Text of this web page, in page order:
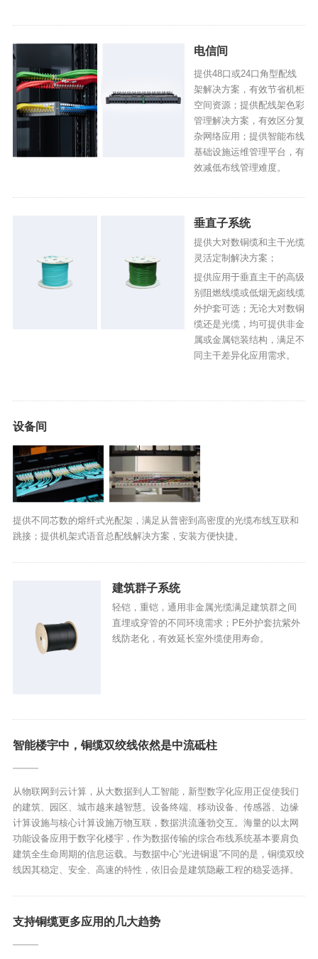
电信间
提供48口或24口角型配线
架解决方案，有效节省机柜
空间资源；提供配线架色彩
管理解决方案，有效区分复
杂网络应用；提供智能布线
基础设施运维管理平台，有
效减低布线管理难度。
垂直子系统
提供大对数铜缆和主干光缆
灵活定制解决方案；
提供应用于垂直主干的高级
别阻燃线缆或低烟无卤线缆
外护套可选；无论大对数铜
缆还是光缆，均可提供非金
属或金属铠装结构，满足不
同主干差异化应用需求。
设备间
提供不同芯数的熔纤式光配架，满足从普密到高密度的光缆布线互联和
跳接；提供机架式语音总配线解决方案，安装方便快捷。
建筑群子系统
轻铠，重铠，通用非金属光缆满足建筑群之间
直埋或穿管的不同环境需求；PE外护套抗紫外
线防老化，有效延长室外缆使用寿命。
智能楼宇中，铜缆双绞线依然是中流砥柱
从物联网到云计算，从大数据到人工智能，新型数字化应用正促使我们
的建筑、园区、城市越来越智慧。设备终端、移动设备、传感器、边缘
计算设施与核心计算设施万物互联，数据洪流蓬勃交互。海量的以太网
功能设备应用于数字化楼宇，作为数据传输的综合布线系统基本要肩负
建筑全生命周期的信息运载。与数据中心“光进铜退”不同的是，铜缆双绞
线因其稳定、安全、高速的特性，依旧会是建筑隐蔽工程的稳妥选择。
支持铜缆更多应用的几大趋势